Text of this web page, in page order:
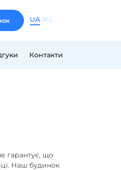
UA RU
Контакти
гарантує, що
Наш будинок